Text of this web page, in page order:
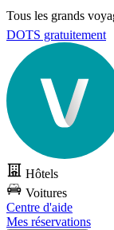
Tous les grands
DOTS gratuitement
Hôtels
Voitures
Centre d'aide
Mes réservations